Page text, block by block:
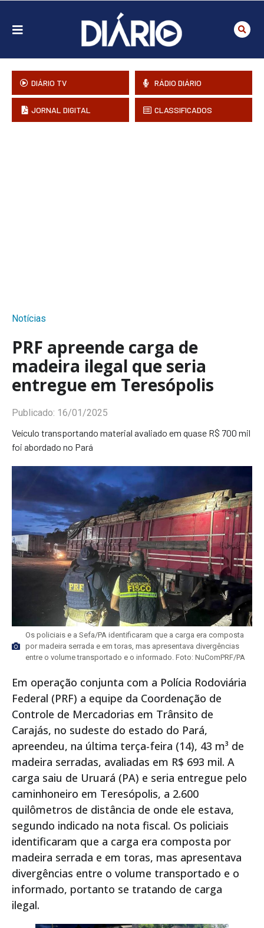
DIÁRIO TV RÁDIO DIÁRIO
JORNAL DIGITAL CLASSIFICADOS
Notícias
PRF apreende carga de
madeira ilegal que seria
entregue em Teresópolis
Publicado: 16/01/2025
Veículo transportando material avaliado em quase R$ 700 mil
foi abordado no Pará
Os policiais e a Sefa/PA identificaram que a carga era composta
por madeira serrada e em toras, mas apresentava divergências
entre o volume transportado e o informado. Foto: NuComPRF/PA
Em operação conjunta com a Polícia Rodoviária
Federal (PRF) a equipe da Coordenação de
Controle de Mercadorias em Trânsito de
Carajás, no sudeste do estado do Pará,
apreendeu, na última terça-feira (14), 43 m³ de
madeira serradas, avaliadas em R$ 693 mil. A
carga saiu de Uruará (PA) e seria entregue pelo
caminhoneiro em Teresópolis, a 2.600
quilômetros de distância de onde ele estava,
segundo indicado na nota fiscal. Os policiais
identificaram que a carga era composta por
madeira serrada e em toras, mas apresentava
divergências entre o volume transportado e o
informado, portanto se tratando de carga
ilegal.